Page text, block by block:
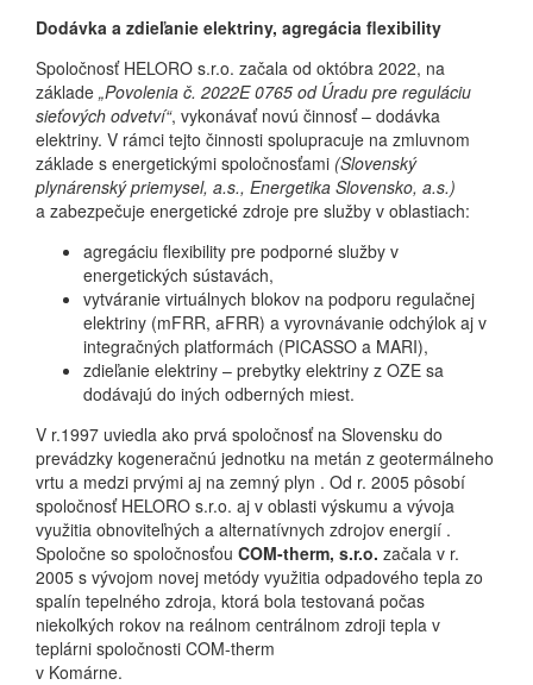
Dodávka a zdieľanie elektriny, agregácia flexibility
Spoločnosť HELORO s.r.o. začala od októbra 2022, na
základe „Povolenia č. 2022E 0765 od Úradu pre reguláciu
sieťových odvetví“, vykonávať novú činnosť – dodávka
elektriny. V rámci tejto činnosti spolupracuje na zmluvnom
základe s energetickými spoločnosťami (Slovenský
plynárenský priemysel, a.s., Energetika Slovensko, a.s.)
a zabezpečuje energetické zdroje pre služby v oblastiach:
agregáciu flexibility pre podporné služby v
energetických sústavách,
vytváranie virtuálnych blokov na podporu regulačnej
elektriny (mFRR, aFRR) a vyrovnávanie odchýlok aj v
integračných platformách (PICASSO a MARI),
zdieľanie elektriny – prebytky elektriny z OZE sa
dodávajú do iných odberných miest.
V r.1997 uviedla ako prvá spoločnosť na Slovensku do
prevádzky kogeneračnú jednotku na metán z geotermálneho
vrtu a medzi prvými aj na zemný plyn . Od r. 2005 pôsobí
spoločnosť HELORO s.r.o. aj v oblasti výskumu a vývoja
využitia obnoviteľných a alternatívnych zdrojov energií .
Spoločne so spoločnosťou COM-therm, s.r.o. začala v r.
2005 s vývojom novej metódy využitia odpadového tepla zo
spalín tepelného zdroja, ktorá bola testovaná počas
niekoľkých rokov na reálnom centrálnom zdroji tepla v
teplárni spoločnosti COM-therm
v Komárne.